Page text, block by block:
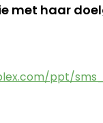
met haar
ppt/